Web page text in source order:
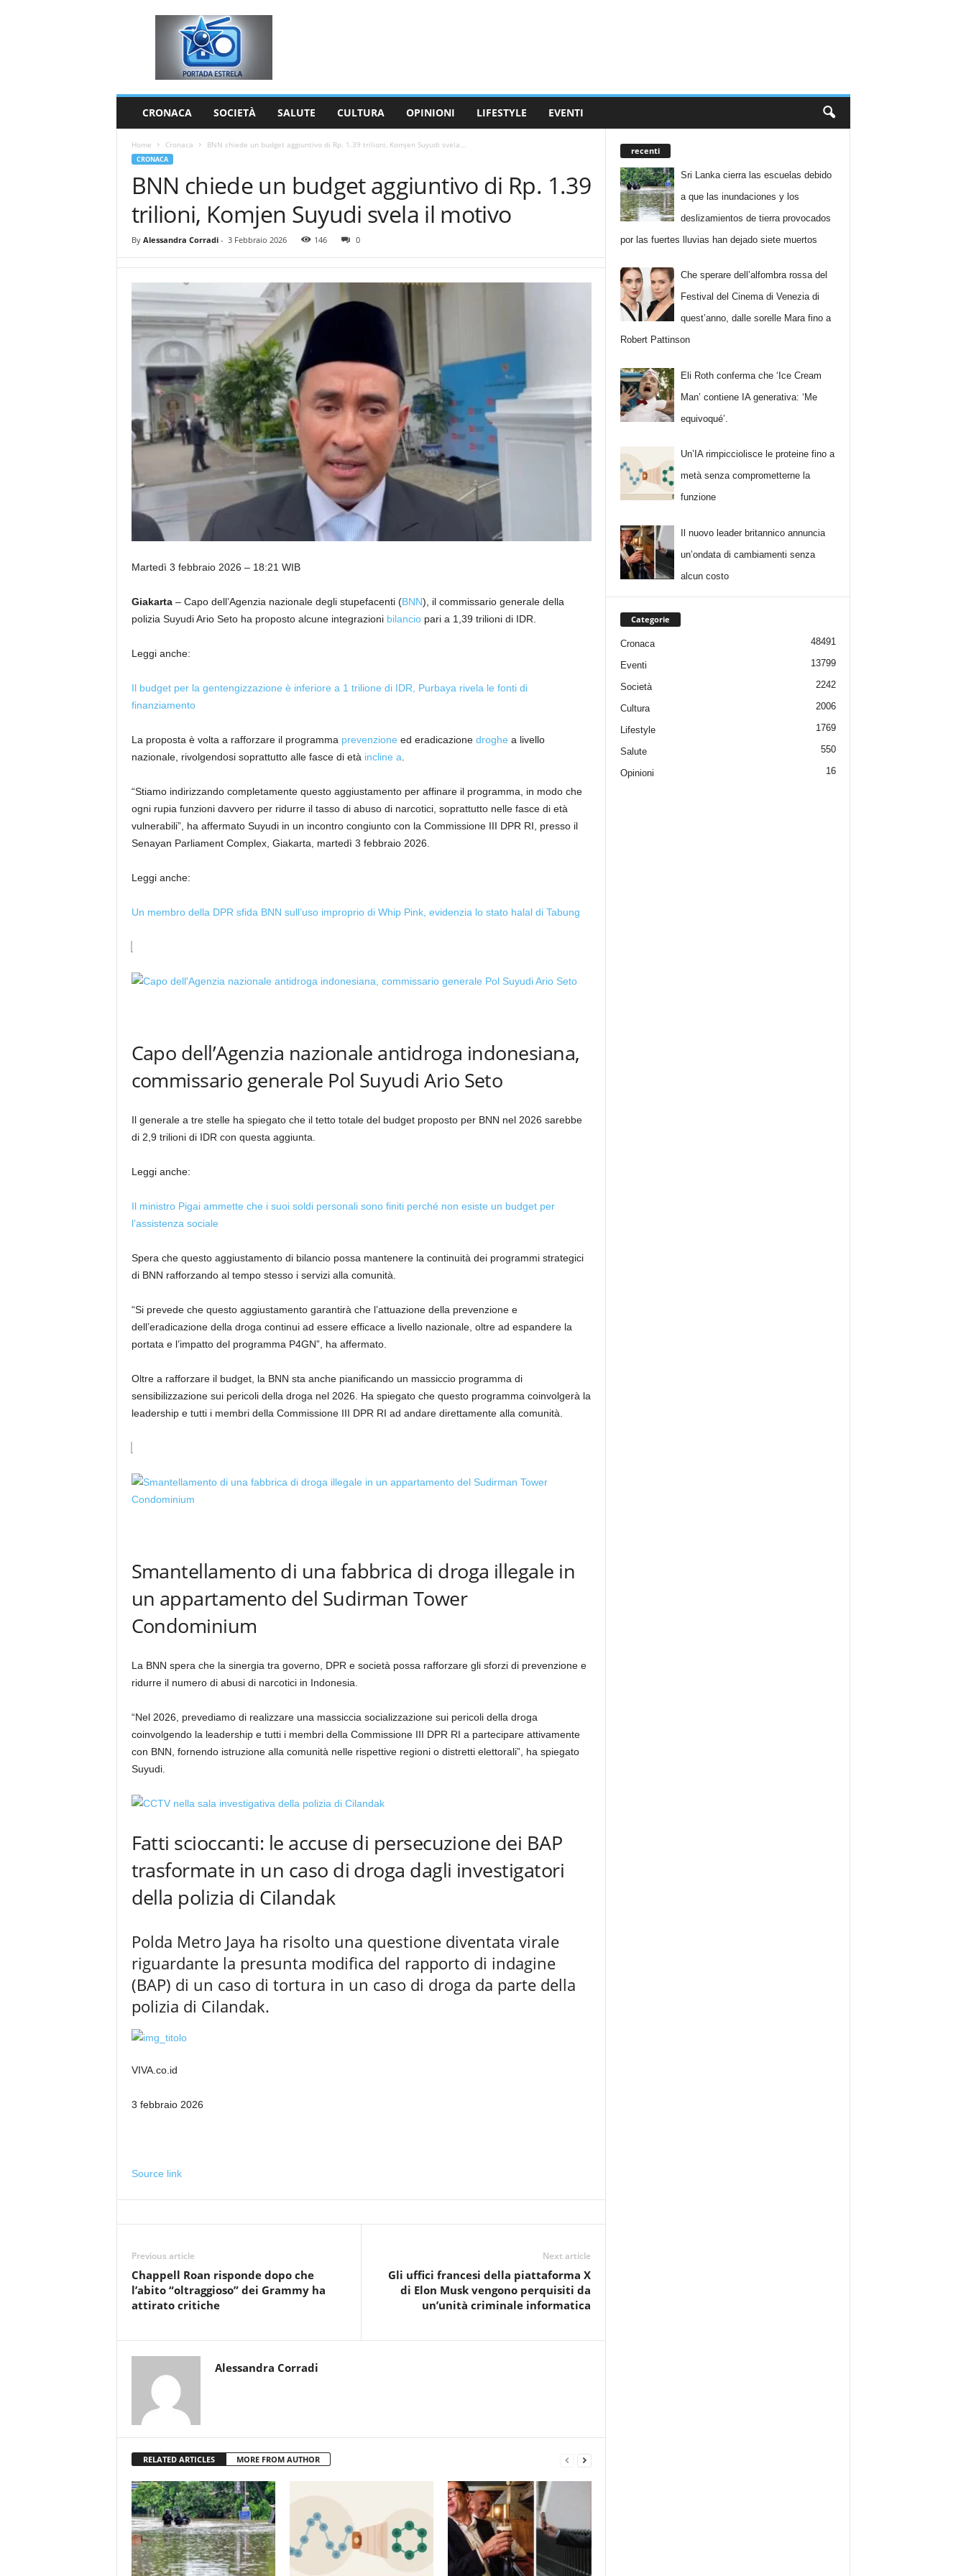
CRONACA SOCIETÀ SALUTE CULTURA OPINIONI LIFESTYLE EVENTI
Home Cronaca BNN chiede un budget aggiuntivo di Rp. 1.39 trilioni, Komjen Suyudi svela...
CRONACA
BNN chiede un budget aggiuntivo di Rp. 1.39
trilioni, Komjen Suyudi svela il motivo
By Alessandra Corradi- 3 Febbraio 2026 146 0
Martedì 3 febbraio 2026 – 18:21 WIB
Giakarta – Capo dell’Agenzia nazionale degli stupefacenti (BNN), il commissario generale della
polizia Suyudi Ario Seto ha proposto alcune integrazioni bilanciopari a 1,39 trilioni di IDR.
Leggi anche:
Il budget per la gentengizzazione è inferiore a 1 trilione di IDR, Purbaya rivela le fonti di
finanziamento
La proposta è volta a rafforzare il programma prevenzione ed eradicazione droghe a livello
nazionale, rivolgendosi soprattutto alle fasce di età incline a
“Stiamo indirizzando completamente questo aggiustamento per affinare il programma, in modo che
ogni rupia funzioni davvero per ridurre il tasso di abuso di narcotici, soprattutto nelle fasce di età
vulnerabili”, ha affermato Suyudi in un incontro congiunto con la Commissione III DPR RI, presso il
Senayan Parliament Complex, Giakarta, martedì 3 febbraio 2026.
Leggi anche:
Un membro della DPR sfida BNN sull’uso improprio di Whip Pink, evidenzia lo stato halal di Tabung
Capo dell’Agenzia nazionale antidroga indonesiana,
commissario generale Pol Suyudi Ario Seto
Il generale a tre stelle ha spiegato che il tetto totale del budget proposto per BNN nel 2026 sarebbe
di 2,9 trilioni di IDR con questa aggiunta.
Leggi anche:
Il ministro Pigai ammette che i suoi soldi personali sono finiti perché non esiste un budget per
l’assistenza sociale
Spera che questo aggiustamento di bilancio possa mantenere la continuità dei programmi strategici
di BNN rafforzando al tempo stesso i servizi alla comunità.
“Si prevede che questo aggiustamento garantirà che l’attuazione della prevenzione e
dell’eradicazione della droga continui ad essere efficace a livello nazionale, oltre ad espandere la
portata e l’impatto del programma P4GN”, ha affermato.
Oltre a rafforzare il budget, la BNN sta anche pianificando un massiccio programma di
sensibilizzazione sui pericoli della droga nel 2026. Ha spiegato che questo programma coinvolgerà la
leadership e tutti i membri della Commissione III DPR RI ad andare direttamente alla comunità.
Smantellamento di una fabbrica di droga illegale in
un appartamento del Sudirman Tower
Condominium
La BNN spera che la sinergia tra governo, DPR e società possa rafforzare gli sforzi di prevenzione e
ridurre il numero di abusi di narcotici in Indonesia.
“Nel 2026, prevediamo di realizzare una massiccia socializzazione sui pericoli della droga
coinvolgendo la leadership e tutti i membri della Commissione III DPR RI a partecipare attivamente
con BNN, fornendo istruzione alla comunità nelle rispettive regioni o distretti elettorali”, ha spiegato
Suyudi.
Fatti scioccanti: le accuse di persecuzione dei BAP
trasformate in un caso di droga dagli investigatori
della polizia di Cilandak
Polda Metro Jaya ha risolto una questione diventata virale
riguardante la presunta modifica del rapporto di indagine
(BAP) di un caso di tortura in un caso di droga da parte della
polizia di Cilandak.
VIVA.co.id
3 febbraio 2026
Source link
Previous article
Chappell Roan risponde dopo che
l’abito “oltraggioso” dei Grammy ha
attirato critiche
Next article
Gli uffici francesi della piattaforma X
di Elon Musk vengono perquisiti da
un’unità criminale informatica
Alessandra Corradi
RELATED ARTICLES MORE FROM AUTHOR
recenti
Sri Lanka cierra las escuelas debido
a que las inundaciones y los
deslizamientos de tierra provocados
por las fuertes lluvias han dejado siete muertos
Che sperare dell’alfombra rossa del
Festival del Cinema di Venezia di
quest’anno, dalle sorelle Mara fino a
Robert Pattinson
Eli Roth conferma che ‘Ice Cream
Man’ contiene IA generativa: ‘Me
equivoqué’.
Un’IA rimpicciolisce le proteine fino a
metà senza comprometterne la
funzione
Il nuovo leader britannico annuncia
un’ondata di cambiamenti senza
alcun costo
Categorie
Cronaca 48491
Eventi 13799
Società 2242
Cultura 2006
Lifestyle 1769
Salute 550
Opinioni 16